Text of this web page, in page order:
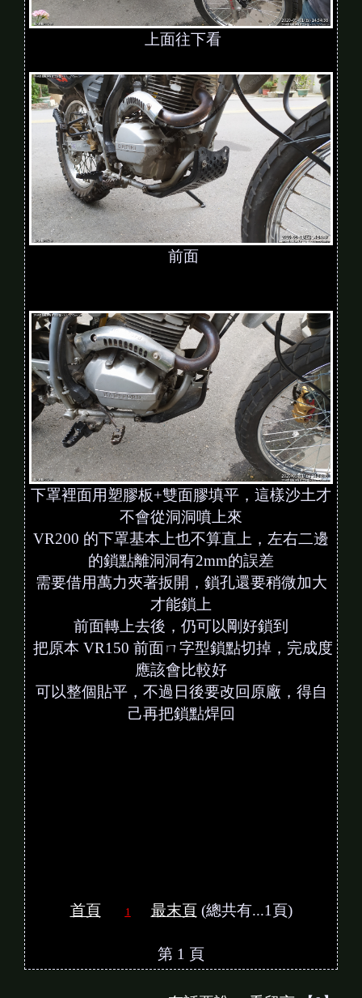
上面往下看
前面
下罩裡面用塑膠板+雙面膠填平，這樣沙土才
不會從洞洞噴上來
VR200 的下罩基本上也不算直上，左右二邊
的鎖點離洞洞有2mm的誤差
需要借用萬力夾著扳開，鎖孔還要稍微加大
才能鎖上
前面轉上去後，仍可以剛好鎖到
把原本 VR150 前面ㄇ字型鎖點切掉，完成度
應該會比較好
可以整個貼平，不過日後要改回原廠，得自
己再把鎖點焊回
首頁 1 最末頁(總共有...1頁)
第 1 頁